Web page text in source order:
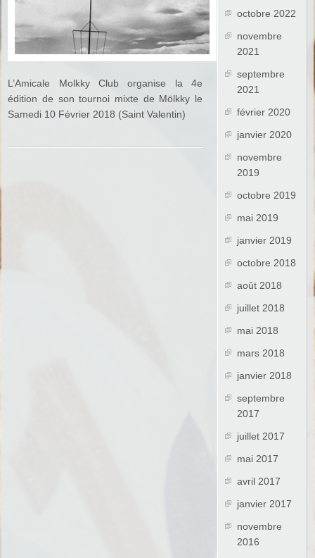
L’Amicale Molkky Club organise la 4e
édition de son tournoi mixte de Mölkky le
Samedi 10 Février 2018 (Saint Valentin)
octobre 2022
novembre
2021
septembre
2021
février 2020
janvier 2020
novembre
2019
octobre 2019
mai 2019
janvier 2019
octobre 2018
août 2018
juillet 2018
mai 2018
mars 2018
janvier 2018
septembre
2017
juillet 2017
mai 2017
avril 2017
janvier 2017
novembre
2016